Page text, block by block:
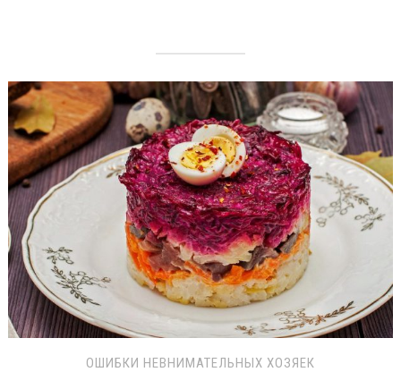
ОШИБКИ НЕВНИМАТЕЛЬНЫХ ХОЗЯЕК